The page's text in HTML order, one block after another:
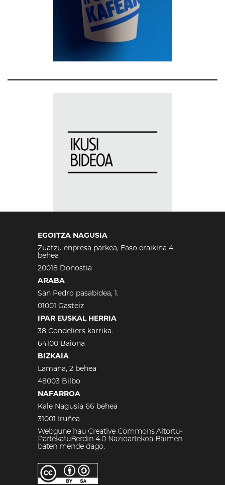
EGOITZA NAGUSIA
Zuatzu enpresa parkea, Easo eraikina 4
behea
20018 Donostia
ARABA
San Pedro pasabidea, 1.
01001 Gasteiz
IPAR EUSKAL HERRIA
38 Condeliers karrika.
64100 Baiona
BIZKAIA
Lamana, 2 behea
48003 Bilbo
NAFARROA
Kale Nagusia 66 behea
31001 Iruñea
Webgune hau Creative Commons Aitortu-
PartekatuBerdin 4.0 Nazioartekoa Baimen
baten mende dago.